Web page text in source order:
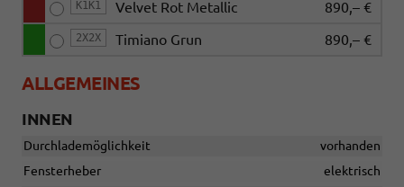
K1K1 Velvet Rot Metallic 890,– €
2X2X Timiano Grun 890,– €
ALLGEMEINES
INNEN
Durchlademöglichkeit
vorhanden
Fensterheber
elektrisch